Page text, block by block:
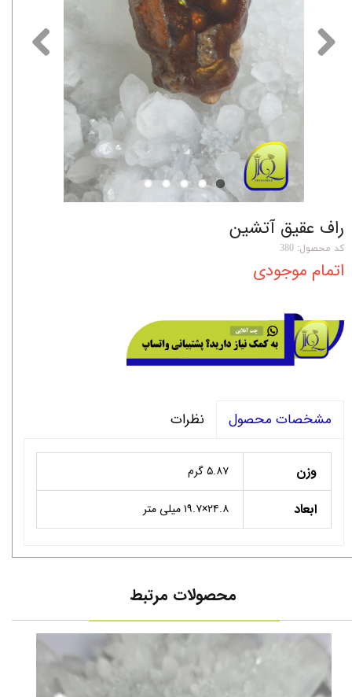
راف عقیق آتشین
کد محصول: 380
اتمام موجودی
مشخصات محصول نظرات
وزن ۵.۸۷ گرم
ابعاد ۲۴.۸×۱۹.۷ میلی متر
محصولات مرتبط